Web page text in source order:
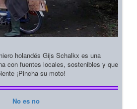
holandés Gijs Schalkx es una
con fuentes locales, sostenibles y que
¡Pincha su moto!
No es no